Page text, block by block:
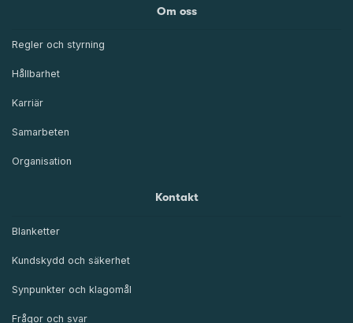
Om oss
Regler och styrning
Hållbarhet
Karriär
Samarbeten
Organisation
Kontakt
Blanketter
Kundskydd och säkerhet
Synpunkter och klagomål
Frågor och svar